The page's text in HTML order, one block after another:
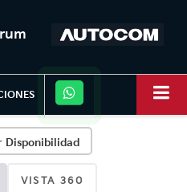
Disponibilidad
VISTA 360
revise luego